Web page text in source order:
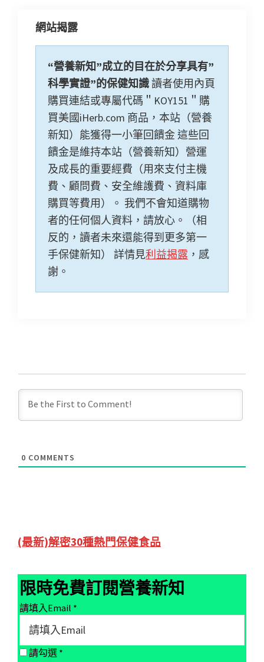
網站揭露
“營養新知”成立的目在於分享具有”
科學實證”的保健知識讀者使用內頁
購買連結或專屬代碼＂KOY151＂購
買美國iHerb.com 商品，本站（營養
新知）能獲得一小筆回饋金 這些回
饋金是維持本站（營養新知）營運
及成長的重要經費（用來支付主機
費、顧問費、安全維護費、資料庫
購買等費用）。 我們不會知道購物
者的任何個人資料，請放心。（相
反的，讀者未來還能得到更多第一
手保健新知） 詳情見利益揭露 ，感
謝。
0 COMMENTS
Primary
(最新)解密30種熱門保健食品
限時免費訂閱營養新知
請填入Email *
請勾選 *